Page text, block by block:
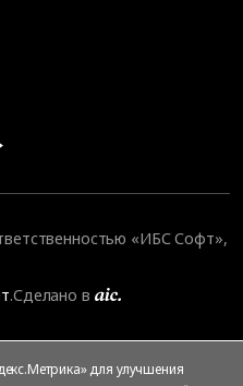
«ИБС Софт»,
.Сделано в
для улучшения